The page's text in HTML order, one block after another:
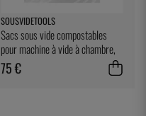
SOUSVIDETOOLS
Sacs sous vide compostables
pour machine à vide à chambre,
25 x 25 cm, paquet de 200 -
SousVideTools
75 €